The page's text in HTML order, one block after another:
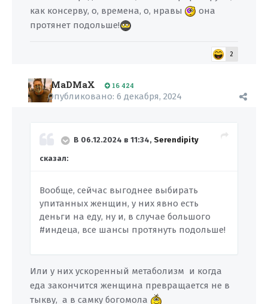
как консерву, о, времена, о, нравы
она
протянет подольше!
2
MaDMaX 16 424
Опубликовано: 6 декабря, 2024
В 06.12.2024 в 11:34, Serendipity
сказал:
Вообще, сейчас выгоднее выбирать
упитанных женщин, у них явно есть
деньги на еду, ну и, в случае большого
#индеца, все шансы протянуть подольше!
Или у них ускоренный метаболизм и когда
еда закончится женщина превращается не в
тыкву, а в самку богомола